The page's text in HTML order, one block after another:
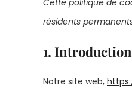
Cette politique de
résidents
1. Introduction
Notre site web,